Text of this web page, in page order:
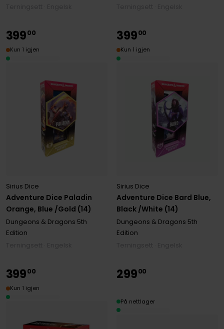
Adventure Dice Paladin
Orange, Blue /Gold (14)
Sirius Dice
Dungeons & Dragons 5th
Edition
39900
Kun 1 igjen
Adventure Dice Bard Blue,
Black /White (14)
Sirius Dice
Dungeons & Dragons 5th
Edition
39900
Kun 1 igjen
39900
Kun 1 igjen
29900
På nettlager